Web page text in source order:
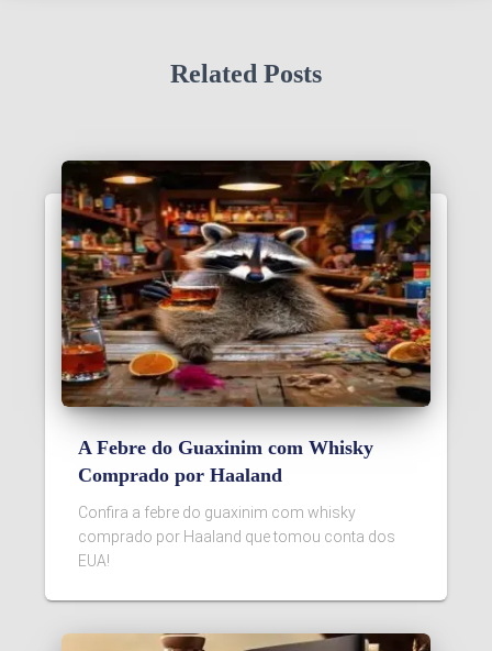
Related Posts
A Febre do Guaxinim com Whisky
Comprado por Haaland
Confira a febre do guaxinim com whisky
comprado por Haaland que tomou conta dos
EUA!